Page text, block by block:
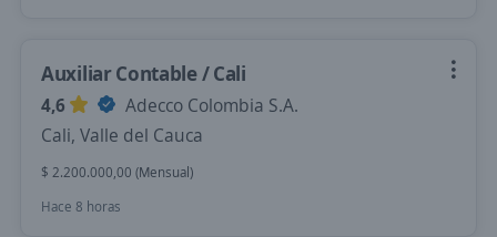
Auxiliar Contable / Cali
4,6
Adecco Colombia S.A.
Cali, Valle del Cauca
$ 2.200.000,00 (Mensual)
Hace 8 horas